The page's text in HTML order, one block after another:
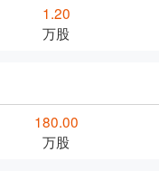
1.20
万股
180.00
万股